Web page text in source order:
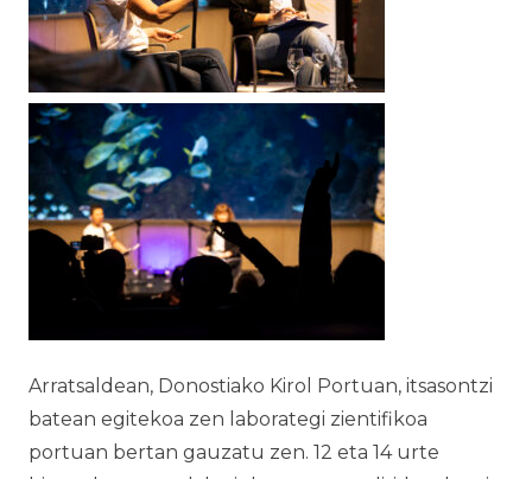
Arratsaldean, Donostiako Kirol Portuan, itsasontzi
batean egitekoa zen laborategi zientifikoa
portuan bertan gauzatu zen. 12 eta 14 urte